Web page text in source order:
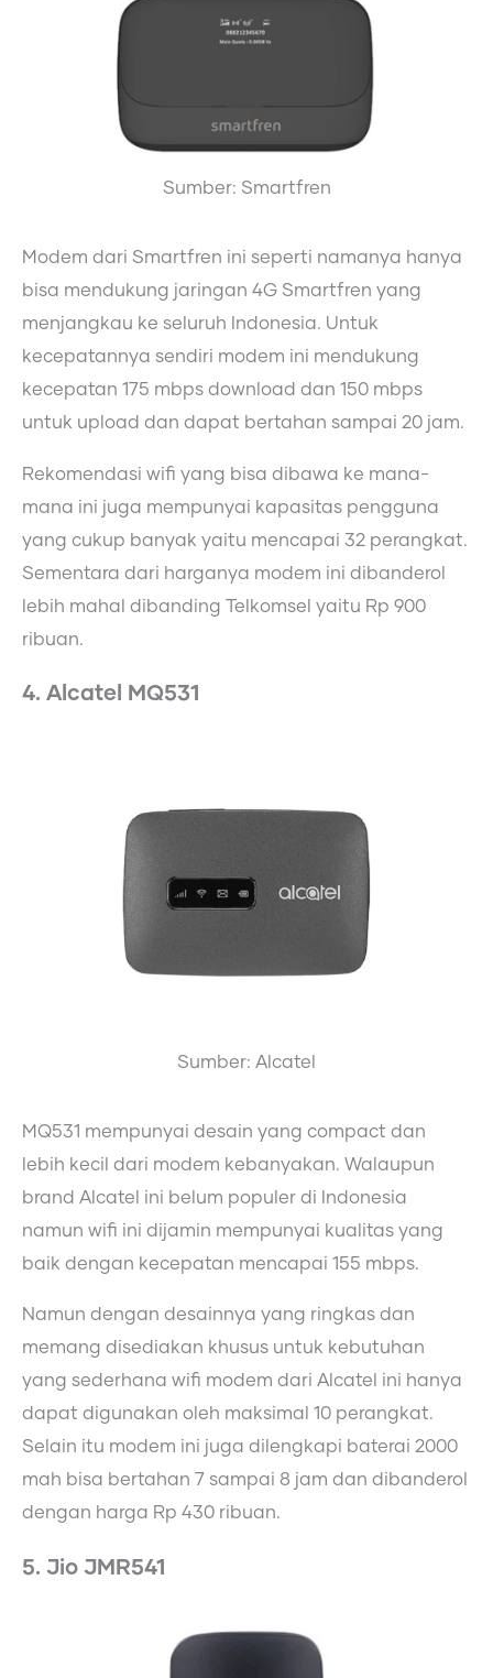
Sumber: Smartfren
Modem dari Smartfren ini seperti namanya hanya
bisa mendukung jaringan 4G Smartfren yang
menjangkau ke seluruh Indonesia. Untuk
kecepatannya sendiri modem ini mendukung
kecepatan 175 mbps download dan 150 mbps
untuk upload dan dapat bertahan sampai 20 jam.
Rekomendasi wifi yang bisa dibawa ke mana-
mana ini juga mempunyai kapasitas pengguna
yang cukup banyak yaitu mencapai 32 perangkat.
Sementara dari harganya modem ini dibanderol
lebih mahal dibanding Telkomsel yaitu Rp 900
ribuan.
4. Alcatel MQ531
Sumber: Alcatel
MQ531 mempunyai desain yang compact dan
lebih kecil dari modem kebanyakan. Walaupun
brand Alcatel ini belum populer di Indonesia
namun wifi ini dijamin mempunyai kualitas yang
baik dengan kecepatan mencapai 155 mbps.
Namun dengan desainnya yang ringkas dan
memang disediakan khusus untuk kebutuhan
yang sederhana wifi modem dari Alcatel ini hanya
dapat digunakan oleh maksimal 10 perangkat.
Selain itu modem ini juga dilengkapi baterai 2000
mah bisa bertahan 7 sampai 8 jam dan dibanderol
dengan harga Rp 430 ribuan.
5. Jio JMR541